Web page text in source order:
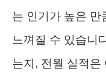
는 인기가 높은 만
느껴질 수 있습니
는지, 전월 실적은